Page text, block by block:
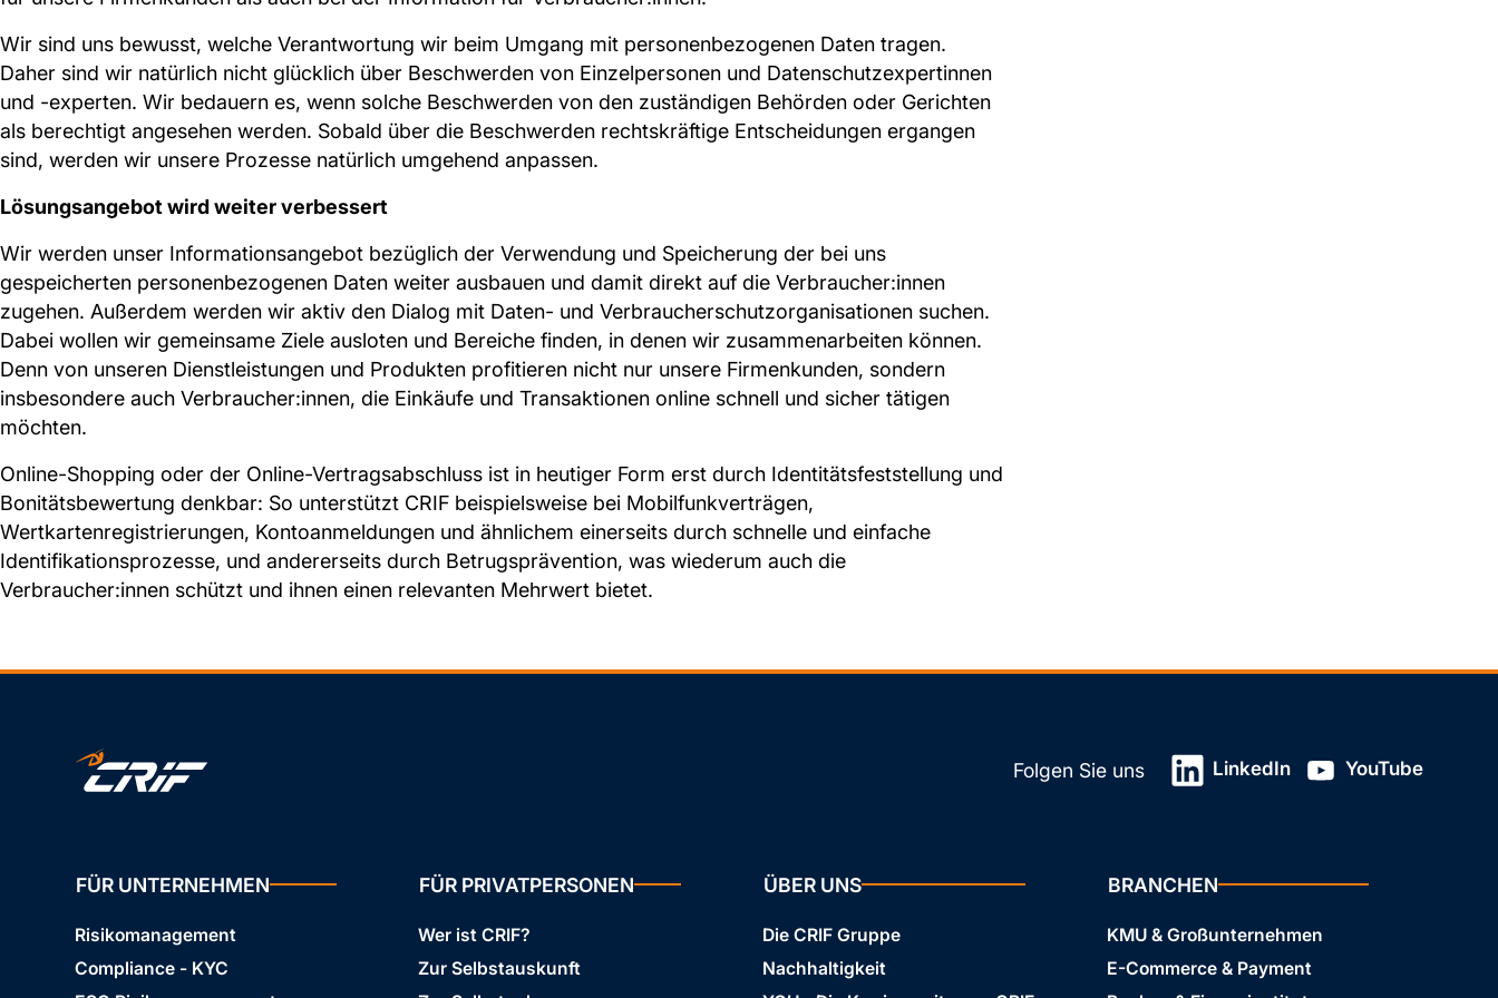
Wir sind uns bewusst, welche Verantwortung wir beim Umgang mit personenbezogenen Daten tragen.
Daher sind wir natürlich nicht glücklich über Beschwerden von Einzelpersonen und Datenschutzexpertinnen
und -experten. Wir bedauern es, wenn solche Beschwerden von den zuständigen Behörden oder Gerichten
als berechtigt angesehen werden. Sobald über die Beschwerden rechtskräftige Entscheidungen ergangen
sind, werden wir unsere Prozesse natürlich umgehend anpassen.
Lösungsangebot wird weiter verbessert
Wir werden unser Informationsangebot bezüglich der Verwendung und Speicherung der bei uns
gespeicherten personenbezogenen Daten weiter ausbauen und damit direkt auf die Verbraucher:innen
zugehen. Außerdem werden wir aktiv den Dialog mit Daten- und Verbraucherschutzorganisationen suchen.
Dabei wollen wir gemeinsame Ziele ausloten und Bereiche finden, in denen wir zusammenarbeiten können.
Denn von unseren Dienstleistungen und Produkten profitieren nicht nur unsere Firmenkunden, sondern
insbesondere auch Verbraucher:innen, die Einkäufe und Transaktionen online schnell und sicher tätigen
möchten.
Online-Shopping oder der Online-Vertragsabschluss ist in heutiger Form erst durch Identitätsfeststellung und
Bonitätsbewertung denkbar: So unterstützt CRIF beispielsweise bei Mobilfunkverträgen,
Wertkartenregistrierungen, Kontoanmeldungen und ähnlichem einerseits durch schnelle und einfache
Identifikationsprozesse, und andererseits durch Betrugsprävention, was wiederum auch die
Verbraucher:innen schützt und ihnen einen relevanten Mehrwert bietet.
Folgen Sie uns LinkedIn YouTube
FÜR UNTERNEHMEN
Risikomanagement
Compliance - KYC
FÜR PRIVATPERSONEN
Wer ist CRIF?
Zur Selbstauskunft
ÜBER UNS
Die CRIF Gruppe
Nachhaltigkeit
BRANCHEN
KMU & Großunternehmen
E-Commerce & Payment